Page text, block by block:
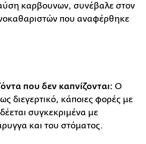
καρβουνων, συνέβαλε στον
που αναφέρθηκε
που δεν καπνίζονται: Ο
διεγερτικό, κάποιες φορές με
συγκεκριμένα με
και του στόματος.